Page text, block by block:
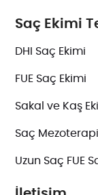
Saç Ekimi
DHI Saç Ekimi
FUE Saç Ekimi
Sakal ve Kaş
Saç
Uzun Saç FUE